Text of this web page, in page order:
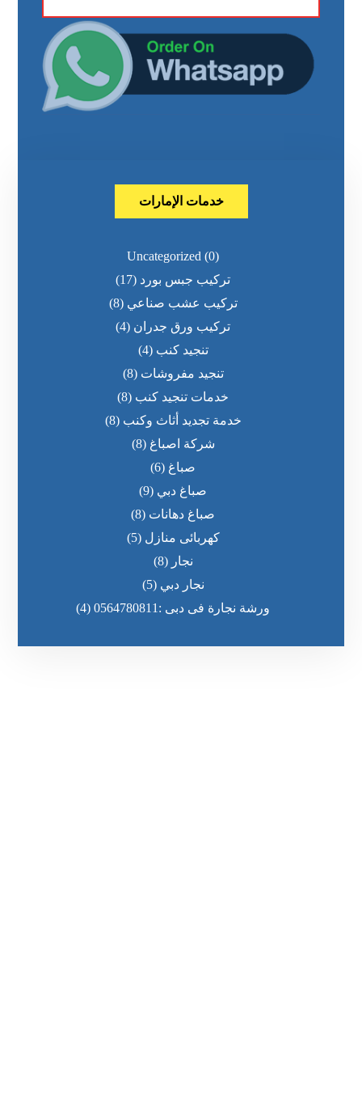
خدمات الإمارات
Uncategorized (0)
تركيب جبس بورد (17)
تركيب عشب صناعي (8)
تركيب ورق جدران (4)
تنجيد كنب (4)
تنجيد مفروشات (8)
خدمات تنجيد كنب (8)
خدمة تجديد أثاث وكنب (8)
شركة اصباغ (8)
صباغ (6)
صباغ دبي (9)
صباغ دهانات (8)
كهربائى منازل (5)
نجار (8)
نجار دبي (5)
ورشة نجارة فى دبى :0564780811
(4)